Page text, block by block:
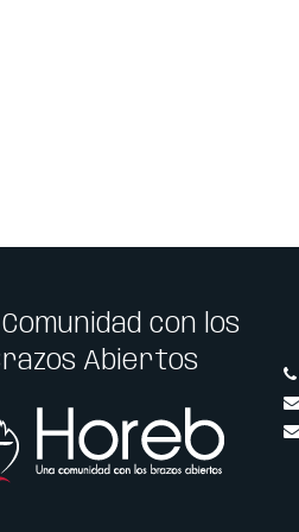
con los
Abiertos